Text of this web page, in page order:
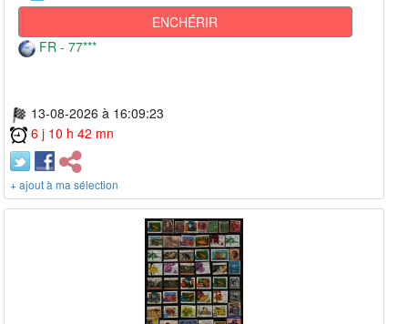
ENCHÉRIR
FR - 77***
13-08-2026 à 16:09:23
6 j 10 h 42 mn
+ ajout à ma sélection